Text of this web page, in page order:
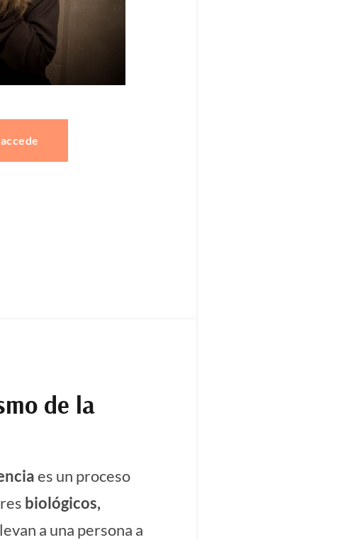
de la
es un proceso
biológicos,
a una persona a